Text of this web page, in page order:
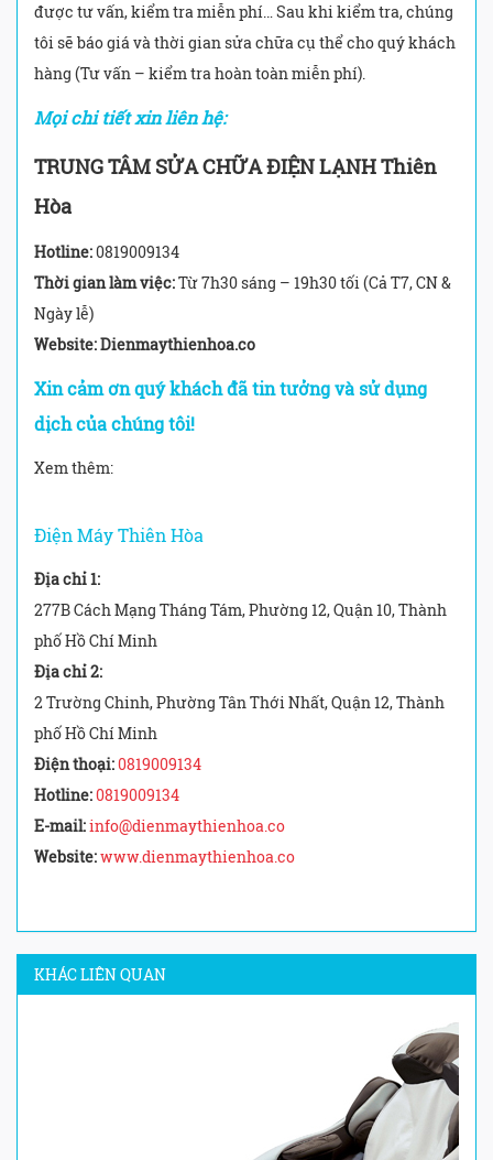
được tư vấn, kiểm tra miễn phí… Sau khi kiểm tra, chúng
tôi sẽ báo giá và thời gian sửa chữa cụ thể cho quý khách
hàng (Tư vấn – kiểm tra hoàn toàn miễn phí).
Mọi chi tiết xin liên hệ:
TRUNG TÂM SỬA CHỮA ĐIỆN LẠNH Thiên
Hòa
Hotline:0819009134
Thời gian làm việc:Từ 7h30 sáng – 19h30 tối (Cả T7, CN &
Ngày lễ)
Website: Dienmaythienhoa.co
Xin cảm ơn quý khách đã tin tưởng và sử dụng
dịch của chúng tôi!
Xem thêm:
Điện Máy Thiên Hòa
Địa chỉ 1:
277B Cách Mạng Tháng Tám, Phường 12, Quận 10, Thành
phố Hồ Chí Minh
Địa chỉ 2:
2 Trường Chinh, Phường Tân Thới Nhất, Quận 12, Thành
phố Hồ Chí Minh
Điện thoại:0819009134
Hotline:0819009134
E-mail:info@dienmaythienhoa.co
Website:www.dienmaythienhoa.co
KHÁC LIÊN QUAN